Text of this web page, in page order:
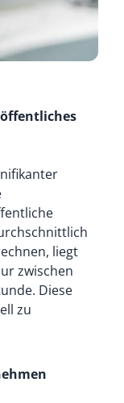
liegt
zwischen
Diese
zu